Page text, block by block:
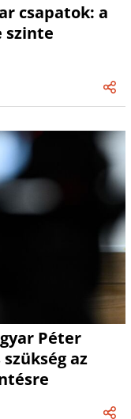
csapatok: a
szinte
Péter
az